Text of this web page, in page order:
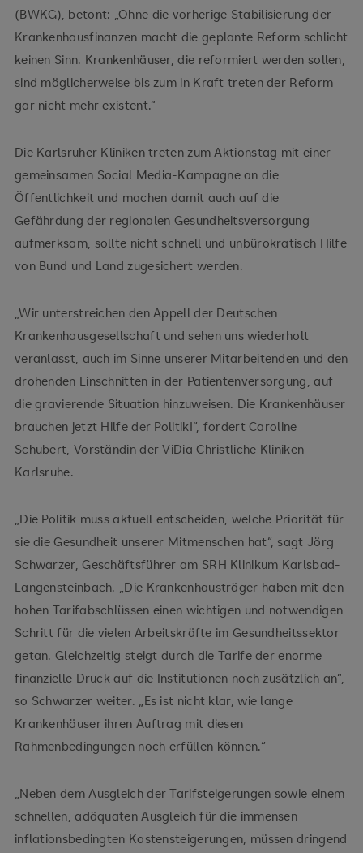
(BWKG), betont: „Ohne die vorherige Stabilisierung der
Krankenhausfinanzen macht die geplante Reform schlicht
keinen Sinn. Krankenhäuser, die reformiert werden sollen,
sind möglicherweise bis zum in Kraft treten der Reform
gar nicht mehr existent.“
Die Karlsruher Kliniken treten zum Aktionstag mit einer
gemeinsamen Social Media-Kampagne an die
Öffentlichkeit und machen damit auch auf die
Gefährdung der regionalen Gesundheitsversorgung
aufmerksam, sollte nicht schnell und unbürokratisch Hilfe
von Bund und Land zugesichert werden.
„Wir unterstreichen den Appell der Deutschen
Krankenhausgesellschaft und sehen uns wiederholt
veranlasst, auch im Sinne unserer Mitarbeitenden und den
drohenden Einschnitten in der Patientenversorgung, auf
die gravierende Situation hinzuweisen. Die Krankenhäuser
brauchen jetzt Hilfe der Politik!“, fordert Caroline
Schubert, Vorständin der ViDia Christliche Kliniken
Karlsruhe.
„Die Politik muss aktuell entscheiden, welche Priorität für
sie die Gesundheit unserer Mitmenschen hat“, sagt Jörg
Schwarzer, Geschäftsführer am SRH Klinikum Karlsbad-
Langensteinbach. „Die Krankenhausträger haben mit den
hohen Tarifabschlüssen einen wichtigen und notwendigen
Schritt für die vielen Arbeitskräfte im Gesundheitssektor
getan. Gleichzeitig steigt durch die Tarife der enorme
finanzielle Druck auf die Institutionen noch zusätzlich an“,
so Schwarzer weiter. „Es ist nicht klar, wie lange
Krankenhäuser ihren Auftrag mit diesen
Rahmenbedingungen noch erfüllen können.“
„Neben dem Ausgleich der Tarifsteigerungen sowie einem
schnellen, adäquaten Ausgleich für die immensen
inflationsbedingten Kostensteigerungen, müssen dringend